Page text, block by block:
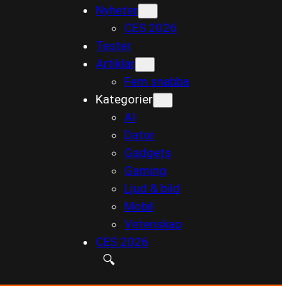
Nyheter
CES 2026
Tester
Artiklar
Fem snabba
Kategorier
AI
Dator
Gadgets
Gaming
Ljud & bild
Mobil
Vetenskap
CES 2026
🔍